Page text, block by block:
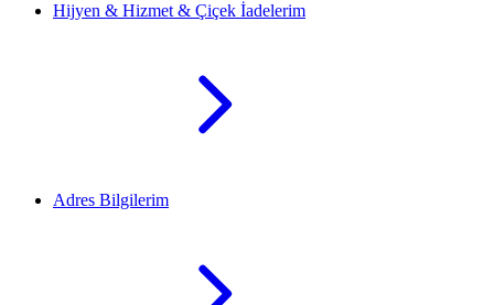
Hijyen & Hizmet & Çiçek İadelerim
Adres Bilgilerim